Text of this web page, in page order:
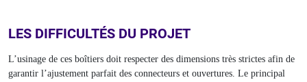
LES DIFFICULTÉS DU PROJET
L’usinage de ces boîtiers doit respecter des dimensions très strictes afin de
garantir l’ajustement parfait des connecteurs et ouvertures. Le principal